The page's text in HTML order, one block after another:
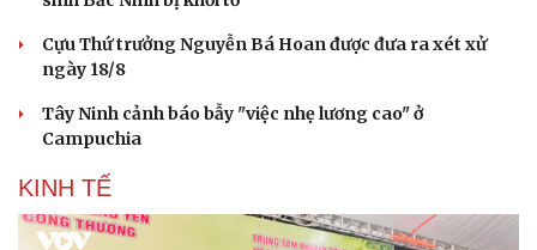
Cựu Thứ trưởng Nguyễn Bá Hoan được đưa ra xét xử
ngày 18/8
Tây Ninh cảnh báo bẫy "việc nhẹ lương cao" ở
Campuchia
KINH TẾ